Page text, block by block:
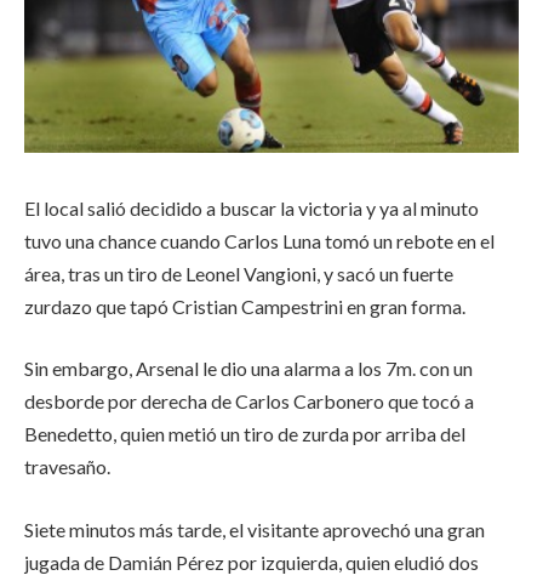
El local salió decidido a buscar la victoria y ya al minuto
tuvo una chance cuando Carlos Luna tomó un rebote en el
área, tras un tiro de Leonel Vangioni, y sacó un fuerte
zurdazo que tapó Cristian Campestrini en gran forma.
Sin embargo, Arsenal le dio una alarma a los 7m. con un
desborde por derecha de Carlos Carbonero que tocó a
Benedetto, quien metió un tiro de zurda por arriba del
travesaño.
Siete minutos más tarde, el visitante aprovechó una gran
jugada de Damián Pérez por izquierda, quien eludió dos